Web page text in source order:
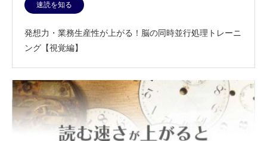
速読を知る
発想力・業務生産性が上がる！脳の同時並行処理トレーニ
ング【視覚編】